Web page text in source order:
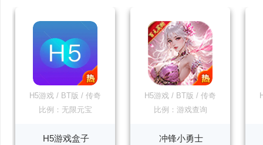
H5游戏 / BT版 / 传奇
比例：无限元宝
H5游戏盒子
H5游戏 / BT版 / 传奇
比例：游戏查询
冲锋小勇士